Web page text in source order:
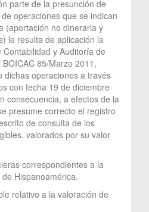
parte de la presunción de
operaciones que se indican
(aportación no dineraria y
le resulta de aplicación la
y Auditoría de
85/Marzo 2011,
dichas operaciones a través
con fecha 19 de diciembre
consecuencia, a efectos de la
presume correcto el registro
de consulta de los
valorados por su valor
correspondientes a la
Hispanoamérica.
relativo a la valoración de